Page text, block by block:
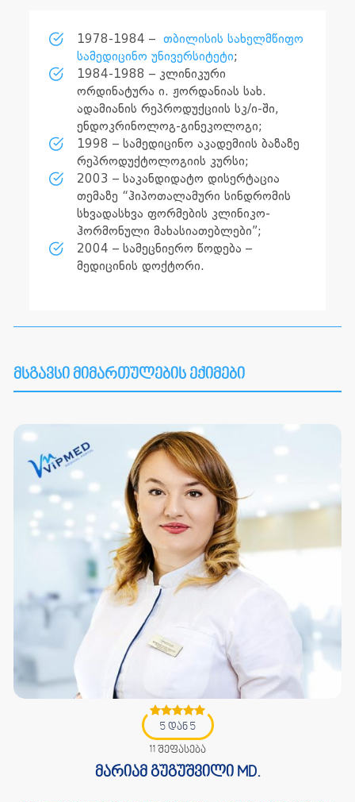
1978-1984 – თბილისის სახელმწიფო
სამედიცინო უნივერსიტეტი;
1984-1988 – კლინიკური
ორდინატურა ი. ჟორდანიას სახ.
ადამიანის რეპროდუქციის სკ/ი-ში,
ენდოკრინოლოგ-გინეკოლოგი;
1998 – სამედიცინო აკადემიის ბაზაზე
რეპროდუქტოლოგიის კურსი;
2003 – საკანდიდატო დისერტაცია
თემაზე “ჰიპოთალამური სინდრომის
სხვადასხვა ფორმების კლინიკო-
ჰორმონული მახასიათებლები”;
2004 – სამეცნიერო წოდება –
მედიცინის დოქტორი.
მსგავსი მიმართულების ექიმები
5 დან 5
11 შეფასება
მარიამ გუგუშვილი MD.